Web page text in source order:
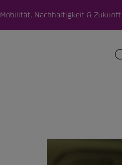
Mobilität, Nachhaltigkeit & Zukunft